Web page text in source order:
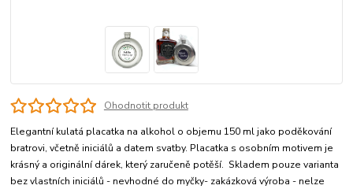
Ohodnotit produkt
Elegantní kulatá placatka na alkohol o objemu 150 ml jako poděkování
bratrovi, včetně iniciálů a datem svatby. Placatka s osobním motivem je
krásný a originální dárek, který zaručeně potěší. Skladem pouze varianta
bez vlastních iniciálů - nevhodné do myčky- zakázková výroba - nelze